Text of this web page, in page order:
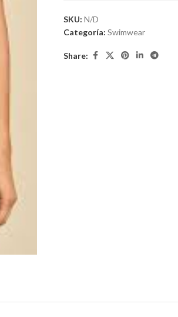
SKU: N/D
Categoría: Swimwear
Share: